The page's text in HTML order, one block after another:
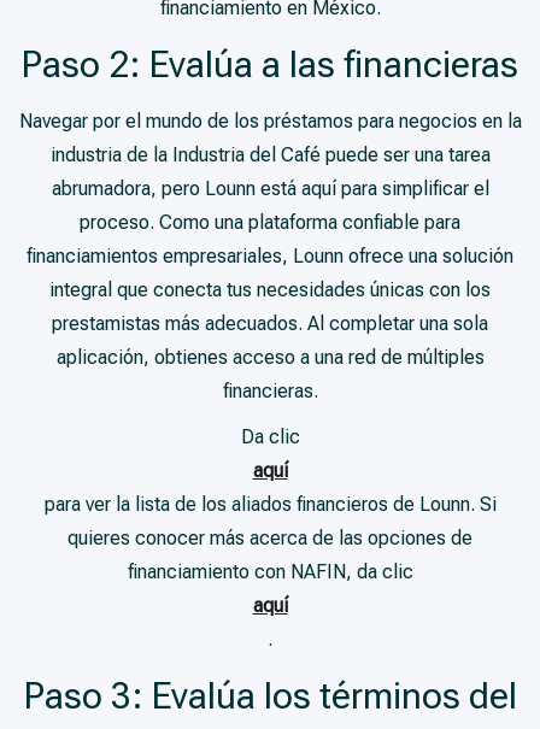
financiamiento en México.
Paso 2: Evalúa a las financieras
Navegar por el mundo de los préstamos para negocios en la
industria de la Industria del Café puede ser una tarea
abrumadora, pero Lounn está aquí para simplificar el
proceso. Como una plataforma confiable para
financiamientos empresariales, Lounn ofrece una solución
integral que conecta tus necesidades únicas con los
prestamistas más adecuados. Al completar una sola
aplicación, obtienes acceso a una red de múltiples
financieras.
Da clic
aquí
para ver la lista de los aliados financieros de Lounn. Si
quieres conocer más acerca de las opciones de
financiamiento con NAFIN, da clic
aquí
.
Paso 3: Evalúa los términos del